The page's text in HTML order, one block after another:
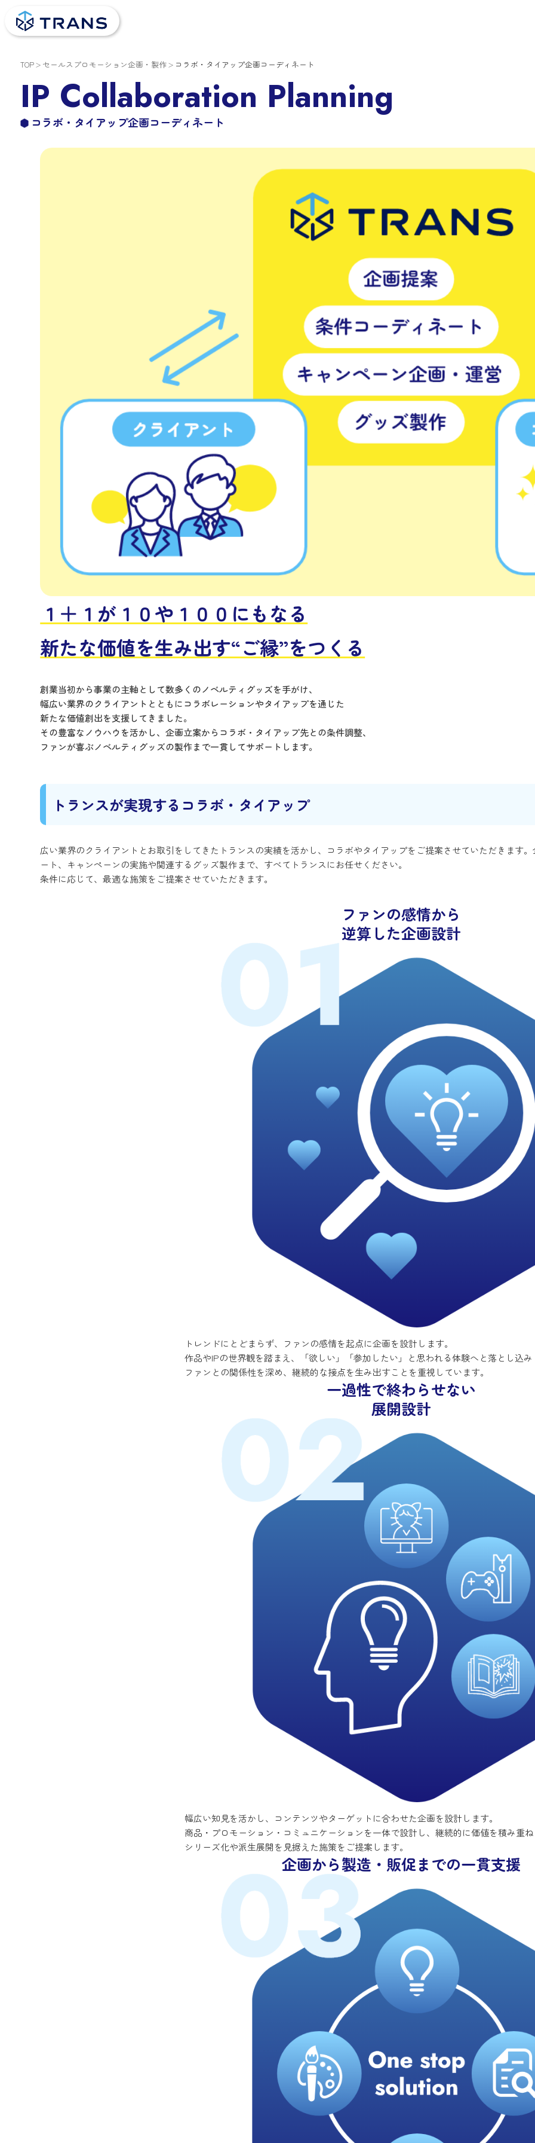
TOP セールスプロモーション企画・製作 コラボ・タイアップ企画コーディネート
IP Collaboration Planning
コラボ・タイアップ企画コーディネート
１＋１が１０や１００にもなる
新たな価値を生み出す“ご縁”をつくる
創業当初から事業の主軸として数多くのノベルティグッズを手がけ、
幅広い業界のクライアントとともにコラボレーションやタイアップを通じた
新たな価値創出を支援してきました。
その豊富なノウハウを活かし、企画立案からコラボ・タイアップ先との条件調整、
ファンが喜ぶノベルティグッズの製作まで一貫してサポートします。
トランスが実現するコラボ・タイアップ
広い業界のクライアントとお取引をしてきたトランスの実績を活かし、コラボやタイアップをご提案させていただきます
ート、キャンペーンの実施や関連するグッズ製作まで、すべてトランスにお任せください。
条件に応じて、最適な施策をご提案させていただきます。
ファンの感情から
逆算した企画設計
トレンドにとどまらず、ファンの感情を起点に企画を設計します。
作品やIPの世界観を踏まえ、「欲しい」「参加したい」と思われる体験へと落とし込
ファンとの関係性を深め、継続的な接点を生み出すことを重視しています。
一過性で終わらせない
展開設計
幅広い知見を活かし、コンテンツやターゲットに合わせた企画を設計します。
商品・プロモーション・コミュニケーションを一体で設計し、継続的に価値を積み重
シリーズ化や派生展開を見据えた施策をご提案します。
企画から製造・販促までの一貫支援